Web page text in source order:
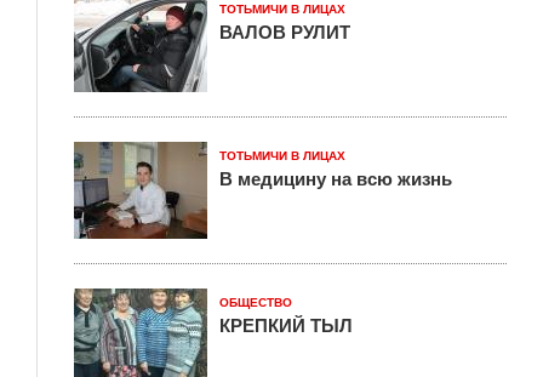
ТОТЬМИЧИ В ЛИЦАХ
ВАЛОВ РУЛИТ
ТОТЬМИЧИ В ЛИЦАХ
В медицину на всю жизнь
ОБЩЕСТВО
КРЕПКИЙ ТЫЛ